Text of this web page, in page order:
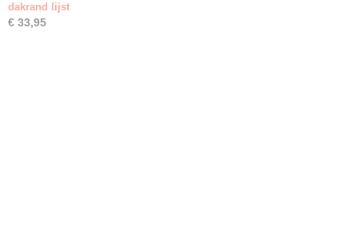
dakrand lijst
€ 33,95